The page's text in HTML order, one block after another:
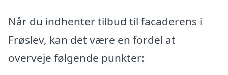
Når du indhenter tilbud til facaderens i
Frøslev, kan det være en fordel at
overveje følgende punkter: